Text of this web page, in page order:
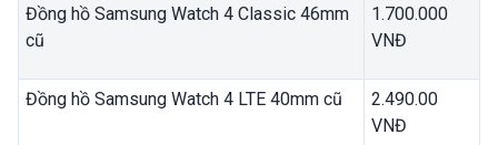
Đồng hồ Samsung Watch 4 Classic 46mm
cũ
1.700.000
VNĐ
Đồng hồ Samsung Watch 4 LTE 40mm cũ
2.490.00
VNĐ